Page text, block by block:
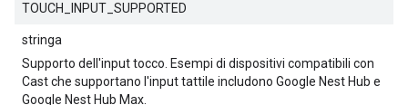
TOUCH_INPUT_SUPPORTED
stringa
Supporto dell'input tocco. Esempi di dispositivi compatibili con
Cast che supportano l'input tattile includono Google Nest Hub e
Google Nest Hub Max.